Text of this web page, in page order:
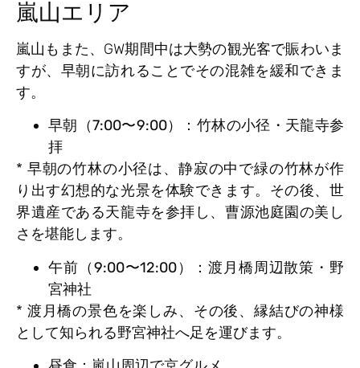
嵐山エリア
嵐山もまた、GW期間中は大勢の観光客で賑わいま
すが、早朝に訪れることでその混雑を緩和できま
す。
早朝（7:00〜9:00）：竹林の小径・天龍寺参
拝
* 早朝の竹林の小径は、静寂の中で緑の竹林が作
り出す幻想的な光景を体験できます。その後、世
界遺産である天龍寺を参拝し、曹源池庭園の美し
さを堪能します。
午前（9:00〜12:00）：渡月橋周辺散策・野
宮神社
* 渡月橋の景色を楽しみ、その後、縁結びの神様
として知られる野宮神社へ足を運びます。